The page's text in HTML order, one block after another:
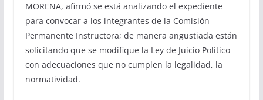
MORENA, afirmó se está analizando el expediente
para convocar a los integrantes de la Comisión
Permanente Instructora; de manera angustiada están
solicitando que se modifique la Ley de Juicio Político
con adecuaciones que no cumplen la legalidad, la
normatividad.